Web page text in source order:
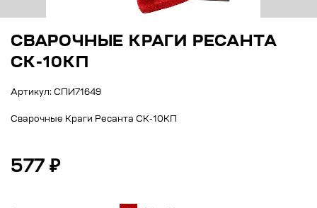
СВАРОЧНЫЕ КРАГИ РЕСАНТА
СК-10КП
Артикул: СПИ71649
Сварочные Краги Ресанта СК-10КП
577 ₽